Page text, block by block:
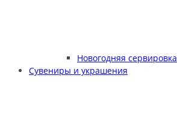
Новогодняя сервировка
Сувениры и украшения